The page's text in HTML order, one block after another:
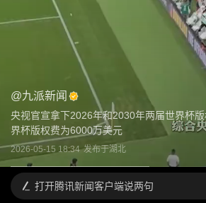
@九派新闻
央视官宣拿下2026年和2030年两届世界杯
界杯版权费为6000万美元
2026-05-15 18:34 发布于湖北
打开腾讯新闻客户端说两句